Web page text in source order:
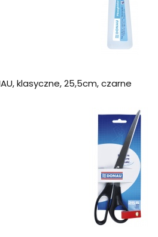
klasyczne, 25,5cm, czarne